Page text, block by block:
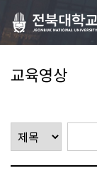
교육영상